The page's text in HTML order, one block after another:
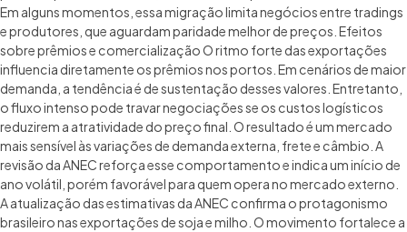
Em alguns momentos, essa migração limita negócios entre tradings
e produtores, que aguardam paridade melhor de preços. Efeitos
sobre prêmios e comercialização O ritmo forte das exportações
influencia diretamente os prêmios nos portos. Em cenários de maior
demanda, a tendência é de sustentação desses valores. Entretanto,
o fluxo intenso pode travar negociações se os custos logísticos
reduzirem a atratividade do preço final. O resultado é um mercado
mais sensível às variações de demanda externa, frete e câmbio. A
revisão da ANEC reforça esse comportamento e indica um início de
ano volátil, porém favorável para quem opera no mercado externo.
A atualização das estimativas da ANEC confirma o protagonismo
brasileiro nas exportações de soja e milho. O movimento fortalece a